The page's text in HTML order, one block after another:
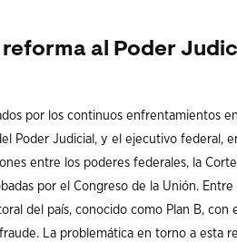
reforma al Poder
por los continuos enfrentamientos
Poder Judicial, y el ejecutivo federal,
entre los poderes federales, la
por el Congreso de la Unión. Entre
del país, conocido como Plan B, con
La problemática en torno a esta